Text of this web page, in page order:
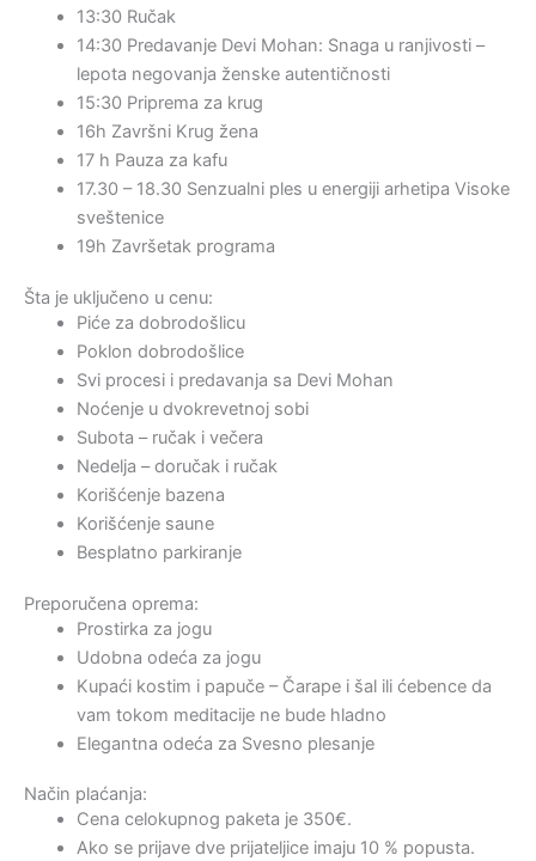
13:30 Ručak
14:30 Predavanje Devi Mohan: Snaga u ranjivosti –
lepota negovanja ženske autentičnosti
15:30 Priprema za krug
16h Završni Krug žena
17 h Pauza za kafu
17.30 – 18.30 Senzualni ples u energiji arhetipa Visoke
sveštenice
19h Završetak programa
Šta je uključeno u cenu:
Piće za dobrodošlicu
Poklon dobrodošlice
Svi procesi i predavanja sa Devi Mohan
Noćenje u dvokrevetnoj sobi
Subota – ručak i večera
Nedelja – doručak i ručak
Korišćenje bazena
Korišćenje saune
Besplatno parkiranje
Preporučena oprema:
Prostirka za jogu
Udobna odeća za jogu
Kupaći kostim i papuče – Čarape i šal ili ćebence da
vam tokom meditacije ne bude hladno
Elegantna odeća za Svesno plesanje
Način plaćanja:
Cena celokupnog paketa je 350€.
Ako se prijave dve prijateljice imaju 10 % popusta.